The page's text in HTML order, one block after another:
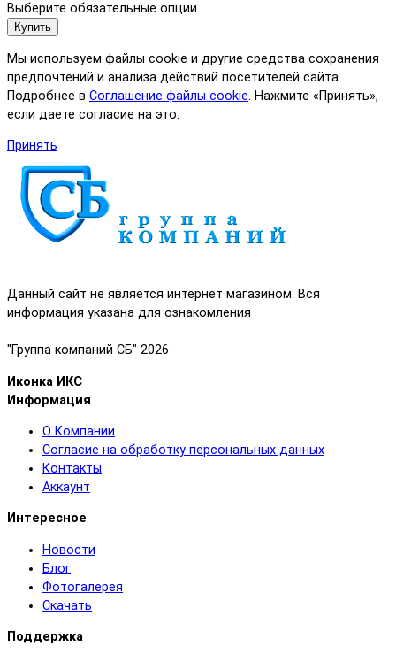
Выберите обязательные опции
Купить
Мы используем файлы cookie и другие средства сохранения
предпочтений и анализа действий посетителей сайта.
Подробнее в Соглашение файлы cookie. Нажмите «Принять»,
если даете согласие на это.
Принять
Данный сайт не является интернет магазином. Вся
информация указана для ознакомления
"Группа компаний СБ" 2026
Иконка ИКС
Информация
О Компании
Согласие на обработку персональных данных
Контакты
Аккаунт
Интересное
Новости
Блог
Фотогалерея
Скачать
Поддержка